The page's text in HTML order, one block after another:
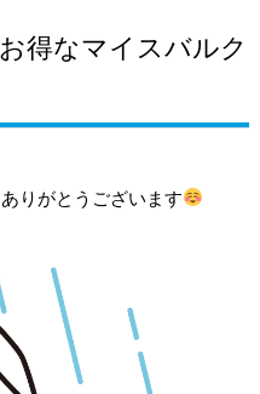
得なマイスバルク
りがとうございます